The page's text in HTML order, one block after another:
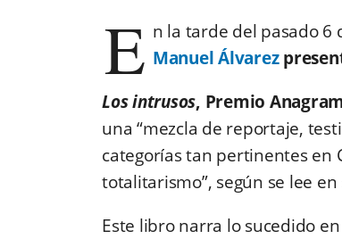
E n la tarde del pasado
Manuel Álvarez
Los intrusos, Premio
una “mezcla de reportaje,
categorías tan pertinentes en
totalitarismo”, según se lee
Este libro narra lo sucedido